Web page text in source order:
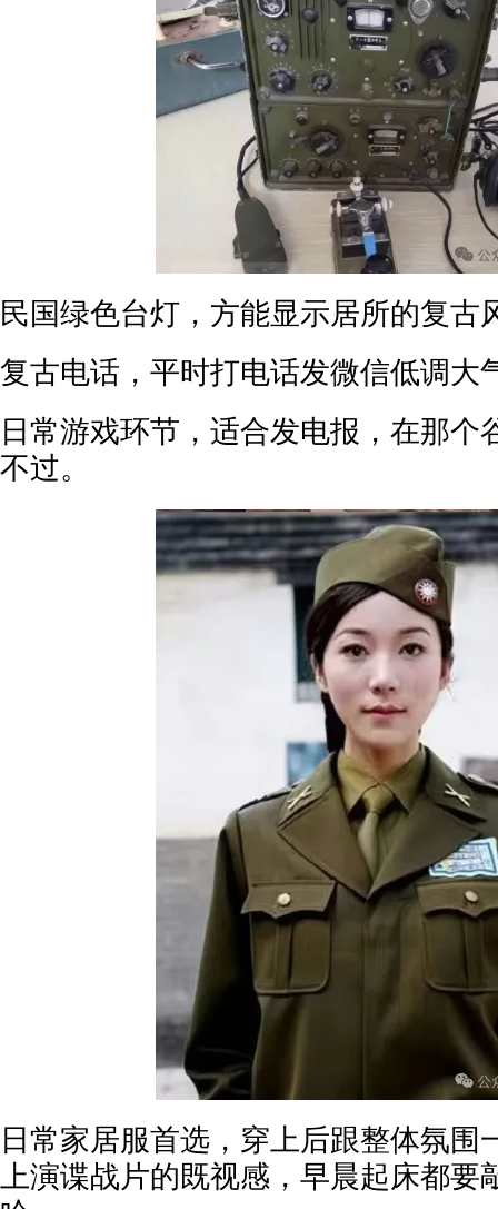
民国绿色台灯，方能显示居所的复古
复古电话，平时打电话发微信低调大
日常游戏环节，适合发电报，在那个
不过。
日常家居服首选，穿上后跟整体氛围
上演谍战片的既视感，早晨起床都要